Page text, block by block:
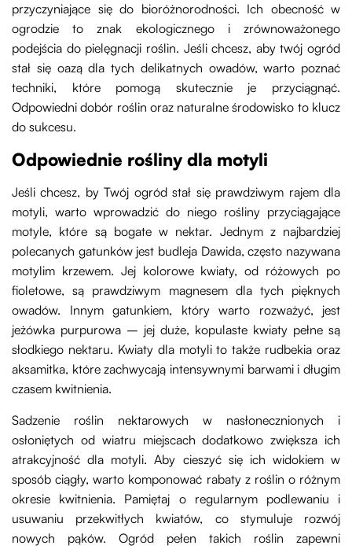
przyczyniające się do bioróżnorodności. Ich obecność w
ogrodzie to znak ekologicznego i zrównoważonego
podejścia do pielęgnacji roślin. Jeśli chcesz, aby twój ogród
stał się oazą dla tych delikatnych owadów, warto poznać
techniki, które pomogą skutecznie je przyciągnąć.
Odpowiedni dobór roślin oraz naturalne środowisko to klucz
do sukcesu.
Odpowiednie rośliny dla motyli
Jeśli chcesz, by Twój ogród stał się prawdziwym rajem dla
motyli, warto wprowadzić do niego rośliny przyciągające
motyle, które są bogate w nektar. Jednym z najbardziej
polecanych gatunków jest budleja Dawida, często nazywana
motylim krzewem. Jej kolorowe kwiaty, od różowych po
fioletowe, są prawdziwym magnesem dla tych pięknych
owadów. Innym gatunkiem, który warto rozważyć, jest
jeżówka purpurowa – jej duże, kopulaste kwiaty pełne są
słodkiego nektaru. Kwiaty dla motyli to także rudbekia oraz
aksamitka, które zachwycają intensywnymi barwami i długim
czasem kwitnienia.
Sadzenie roślin nektarowych w nasłonecznionych i
osłoniętych od wiatru miejscach dodatkowo zwiększa ich
atrakcyjność dla motyli. Aby cieszyć się ich widokiem w
sposób ciągły, warto komponować rabaty z roślin o różnym
okresie kwitnienia. Pamiętaj o regularnym podlewaniu i
usuwaniu przekwitłych kwiatów, co stymuluje rozwój
nowych pąków. Ogród pełen takich roślin zapewni